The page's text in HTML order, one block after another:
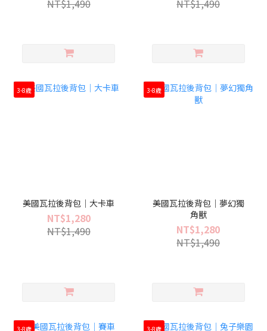
NT$1,490
NT$1,490
3-8歲
美國瓦拉後背包｜大卡車
NT$1,280
NT$1,490
3-8歲
美國瓦拉後背包｜夢幻獨
角獸
NT$1,280
NT$1,490
3-8歲 3-8歲